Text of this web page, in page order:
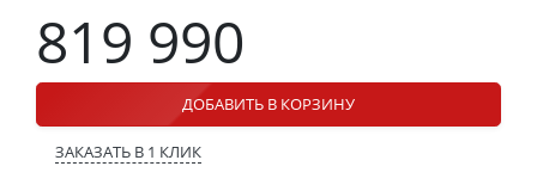
819 990
ДОБАВИТЬ В КОРЗИНУ
ЗАКАЗАТЬ В 1 КЛИК